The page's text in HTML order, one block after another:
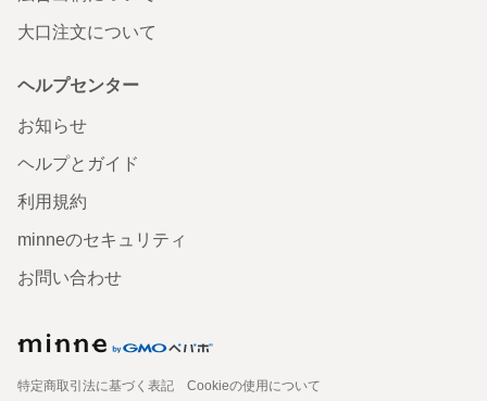
大口注文について
ヘルプセンター
お知らせ
ヘルプとガイド
利用規約
minneのセキュリティ
お問い合わせ
特定商取引法に基づく表記
Cookieの使用について